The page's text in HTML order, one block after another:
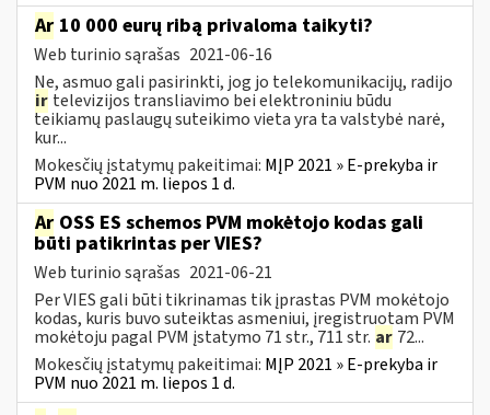
Ar 10 000 eurų ribą privaloma taikyti?
Web turinio sąrašas 2021-06-16
Ne, asmuo gali pasirinkti, jog jo telekomunikacijų, radijo
ir televizijos transliavimo bei elektroniniu būdu
teikiamų paslaugų suteikimo vieta yra ta valstybė narė,
kur...
Mokesčių įstatymų pakeitimai: MĮP 2021 » E-prekyba ir
PVM nuo 2021 m. liepos 1 d.
Ar OSS ES schemos PVM mokėtojo kodas gali
būti patikrintas per VIES?
Web turinio sąrašas 2021-06-21
Per VIES gali būti tikrinamas tik įprastas PVM mokėtojo
kodas, kuris buvo suteiktas asmeniui, įregistruotam PVM
mokėtoju pagal PVM įstatymo 71 str., 711 str. ar 72...
Mokesčių įstatymų pakeitimai: MĮP 2021 » E-prekyba ir
PVM nuo 2021 m. liepos 1 d.